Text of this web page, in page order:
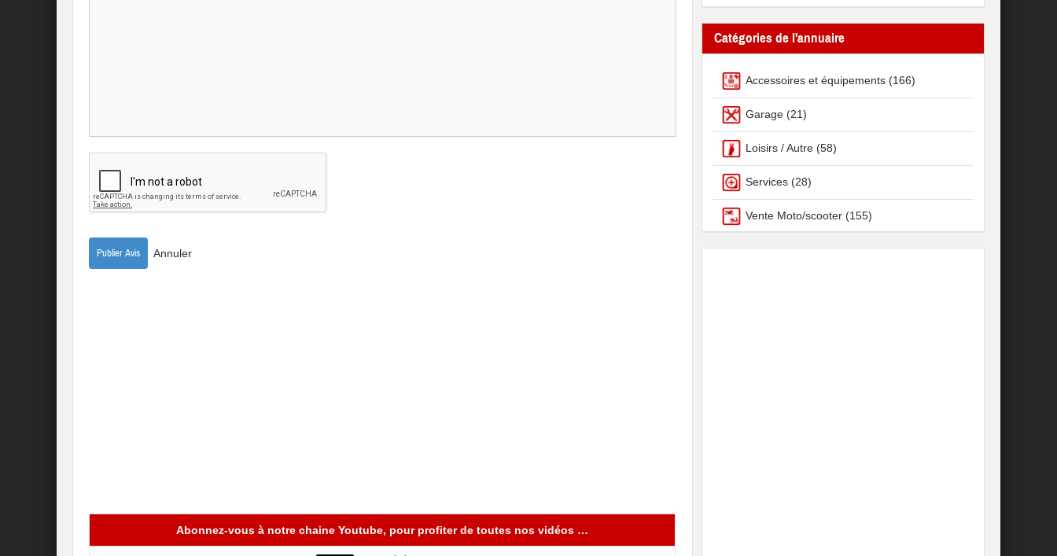
Annuler
Abonnez-vous à notre chaine Youtube, pour profiter de toutes nos vidéos …
Catégories de l'annuaire
Accessoires et équipements (166)
Garage (21)
Loisirs / Autre (58)
Services (28)
Vente Moto/scooter (155)